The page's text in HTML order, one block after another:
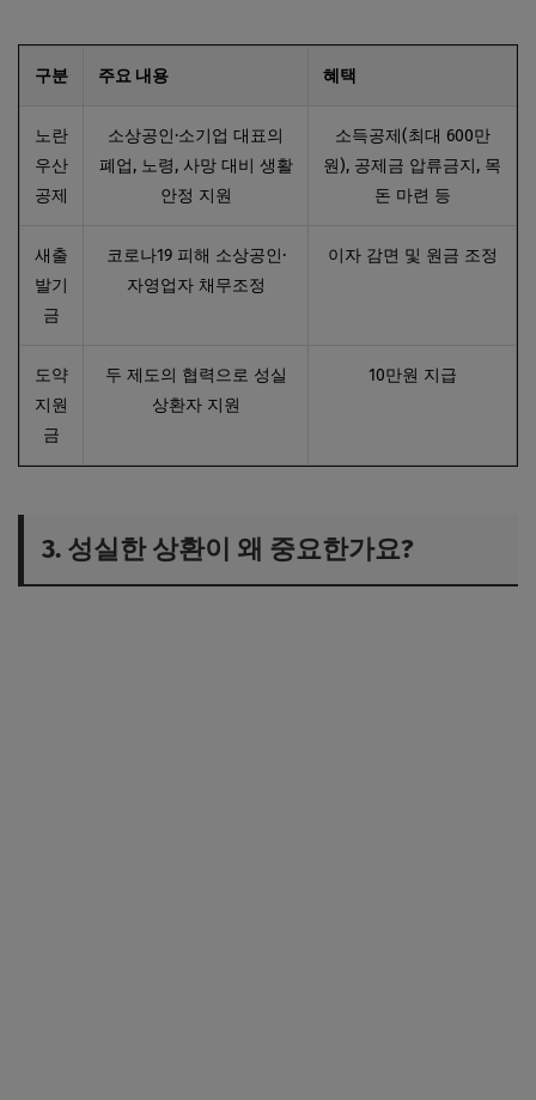
구분 주요 내용 혜택
노란
우산
공제
소상공인·소기업 대표의
폐업, 노령, 사망 대비 생활
안정 지원
소득공제(최대 600만
원), 공제금 압류금지, 목
돈 마련 등
새출
발기
금
코로나19 피해 소상공인·
자영업자 채무조정
이자 감면 및 원금 조정
도약
지원
금
두 제도의 협력으로 성실
상환자 지원
10만원 지급
3. 성실한 상환이 왜 중요한가요?